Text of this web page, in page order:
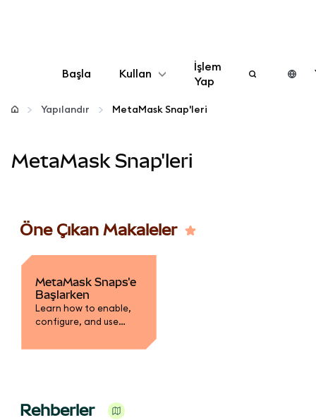
Başla Kullan
Yapılandır
Kripto yönetin
Güvende kalın
İşlem
Yap
Yapılandır MetaMask Snap'leri
MetaMask Snap'leri
Öne Çıkan Makaleler
MetaMask Snaps'e
Başlarken
Learn how to enable,
configure, and use
this guide.
Rehberler